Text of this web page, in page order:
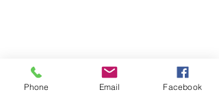
Phone Email Facebook